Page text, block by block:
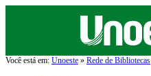
Você está em: Unoeste » Rede de Bibliotecas